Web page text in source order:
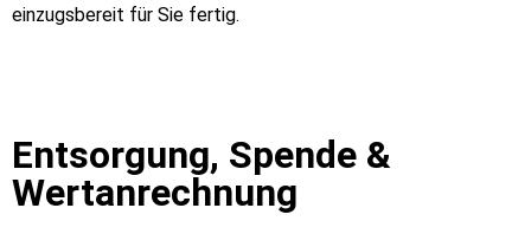
einzugsbereit für Sie fertig.
Entsorgung, Spende &
Wertanrechnung